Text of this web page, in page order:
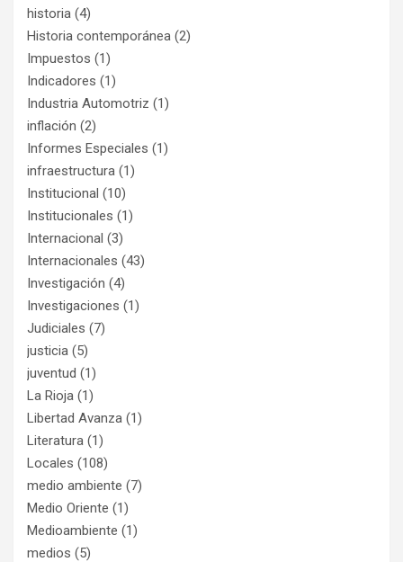
historia (4)
Historia contemporánea (2)
Impuestos (1)
Indicadores (1)
Industria Automotriz (1)
inflación (2)
Informes Especiales (1)
infraestructura (1)
Institucional (10)
Institucionales (1)
Internacional (3)
Internacionales (43)
Investigación (4)
Investigaciones (1)
Judiciales (7)
justicia (5)
juventud (1)
La Rioja (1)
Libertad Avanza (1)
Literatura (1)
Locales (108)
medio ambiente (7)
Medio Oriente (1)
Medioambiente (1)
medios (5)